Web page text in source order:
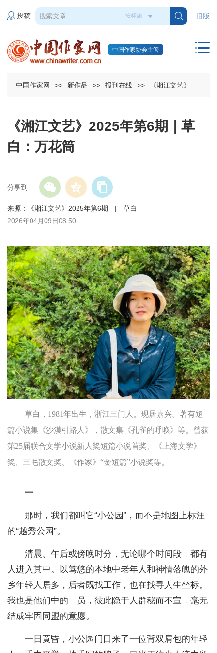
旧版
投稿
中国作家协会主管
中国作家网 >> 新作品 >> 报刊在线 >> 《湘江文艺》
《湘江文艺》2025年第6期｜草
白：万花筒
分享到：
来源：《湘江文艺》2025年第6期 | 草白
2026年04月09日08:50
草白，1981年出生，浙江三门人。现居嘉兴。著有短
篇小说集《沙漠引路人》，散文集《孔雀的呼唤》等。曾获
第25届联合文学小说新人奖短篇小说首奖、《上海文学》
奖、三毛散文奖、《作家》“金短篇”小说奖等。
一
那时，我们都叫它“小公园”，而不是地图上标注
的“越秀公园”。
清晨、午后或傍晚时分，无论哪个时间段，都有
人进入其中。以笃悠的本地中老年人和神情落魄的外
乡年轻人居多，后者既找工作，也在找寻人生坐标。
我也是他们中的一员，彼此隐于人群秘而不宣，毫无
结成牢固同盟的意愿。
一日黄昏，小公园门口来了一位背双肩包的年轻